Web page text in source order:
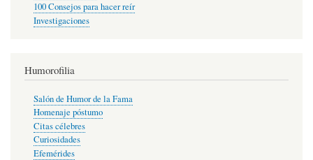
100 Consejos para hacer reír
Investigaciones
Humorofilia
Salón de Humor de la Fama
Homenaje póstumo
Citas célebres
Curiosidades
Efemérides